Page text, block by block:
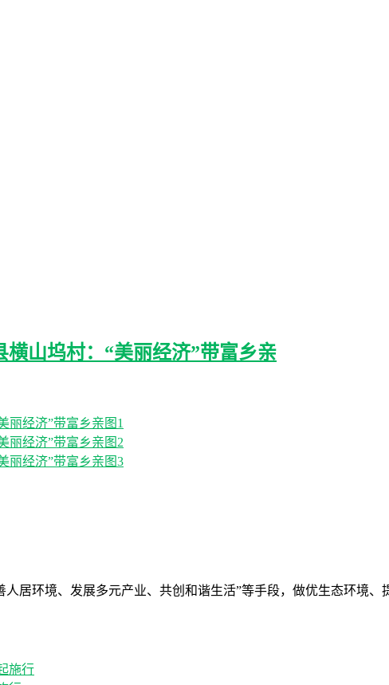
横山坞村：“美丽经济”带富乡亲
居环境、发展多元产业、共创和谐生活”等手段，做优生态环境